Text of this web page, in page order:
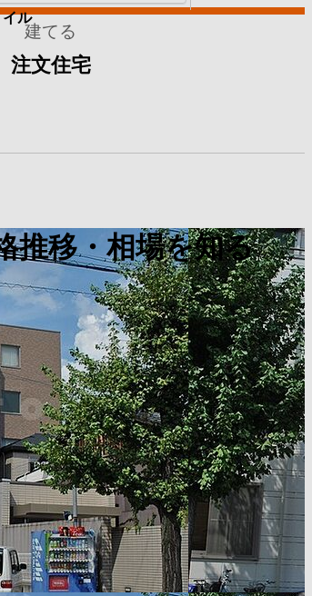
建てる
注文住宅
イル
推移・相場を知る